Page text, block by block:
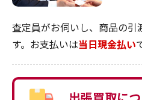
査定員がお伺いし、商品の引
す。お支払いは当日現金払い